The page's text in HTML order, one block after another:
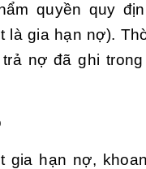
quyền quy
là gia hạn nợ).
nợ đã ghi
gia hạn nợ,